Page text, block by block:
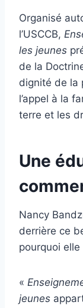
Organisé
l’USCCB,
les jeunes
de la
dignité de la
l’appel à la
terre et les
Une
Nancy
derrière ce
pourquoi elle
«
jeunes